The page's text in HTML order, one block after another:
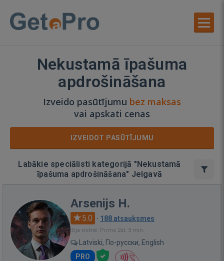
Nekustamā īpašuma
apdrošināšana
Izveido pasūtījumu bez maksas
vai apskati cenas
IZVEIDOT PASŪTĪJUMU
Labākie speciālisti kategorijā "Nekustamā
īpašuma apdrošināšana" Jelgavā
Arsenijs H.
5.0 · 188 atsauksmes
Bija vietnē: Pirms 2st. 3 min.
Latviski, По-русски, English
PRO